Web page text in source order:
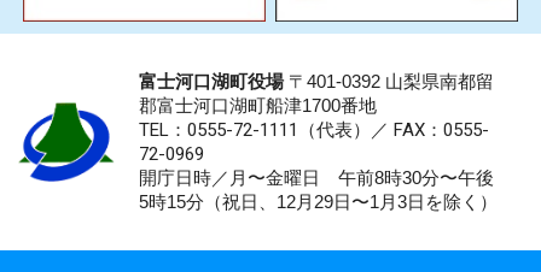
富士河口湖町役場〒401-0392 山梨県南都留
郡富士河口湖町船津1700番地
TEL：0555-72-1111 （代表）／ FAX：0555-
72-0969
開庁日時／月〜金曜日 午前8時30分〜午後
5時15分（祝日、12月29日〜1月3日を除く）